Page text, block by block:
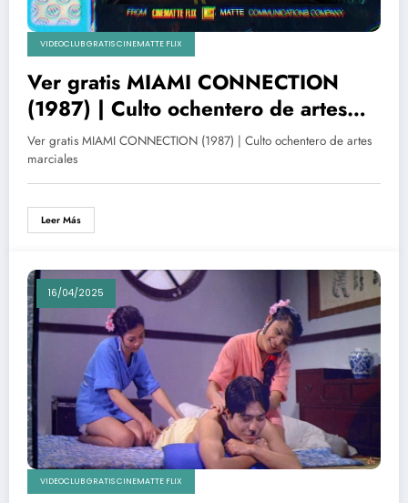
VIDEOCLUB GRATIS CINEMATTE FLIX
Ver gratis MIAMI CONNECTION
(1987) | Culto ochentero de artes
marciales
Ver gratis MIAMI CONNECTION (1987) | Culto ochentero de artes
marciales
Leer Más
16/04/2025
VIDEOCLUB GRATIS CINEMATTE FLIX